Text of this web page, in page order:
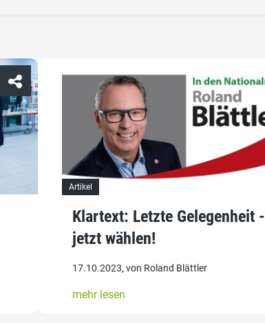
Artikel
Klartext: Letzte Gelegenheit -
jetzt wählen!
17.10.2023, von Roland Blättler
mehr lesen